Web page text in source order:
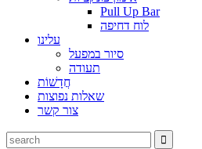
Pull Up Bar
לוח דחיפה
עלינו
סיור במפעל
תעודה
חֲדָשׁוֹת
שאלות נפוצות
צור קשר